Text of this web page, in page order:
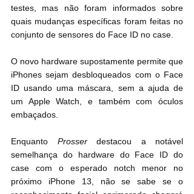
testes, mas não foram informados sobre
quais mudanças específicas foram feitas no
conjunto de sensores do Face ID no case.
O novo hardware supostamente permite que
iPhones sejam desbloqueados com o Face
ID usando uma máscara, sem a ajuda de
um Apple Watch, e também com óculos
embaçados.
Enquanto Prosser destacou a notável
semelhança do hardware do Face ID do
case com o esperado notch menor no
próximo ‌iPhone 13‌, não se sabe se o